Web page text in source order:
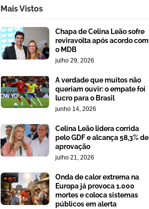
Mais Vistos
Chapa de Celina Leão sofre
reviravolta após acordo com
o MDB
julho 29, 2026
A verdade que muitos não
queriam ouvir: o empate foi
lucro para o Brasil
junho 14, 2026
Celina Leão lidera corrida
pelo GDF e alcança 58,3% de
aprovação
julho 21, 2026
Onda de calor extrema na
Europa já provoca 1.000
mortes e coloca sistemas
públicos em alerta